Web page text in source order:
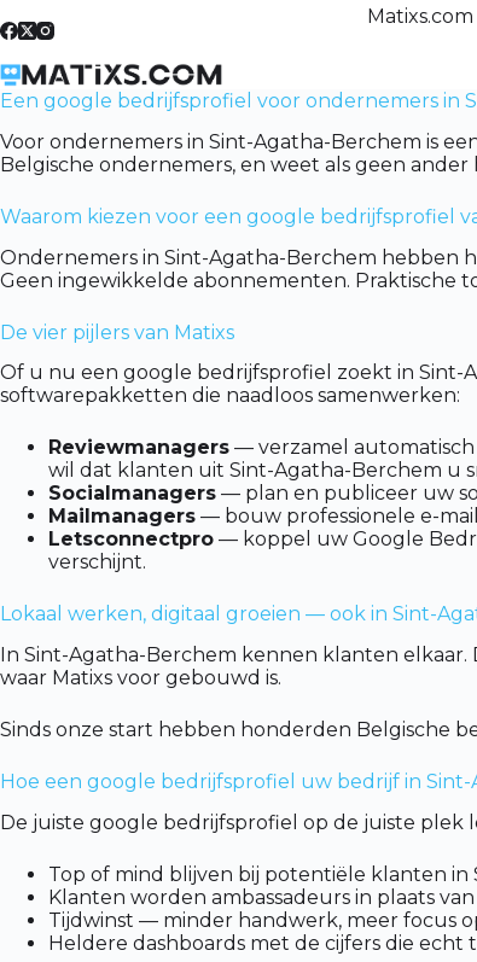
to
Een google bedrijfsprofiel voor ondernemers in
Voor ondernemers in Sint-Agatha-Berchem is
Belgische ondernemers, en weet als geen
Waarom kiezen voor een google bedrijfsprofiel
Ondernemers in Sint-Agatha-Berchem hebben
Geen ingewikkelde abonnementen. Praktische
De vier pijlers van Matixs
Of u nu een google bedrijfsprofiel zoekt in
softwarepakketten die naadloos samenwerken:
Reviewmanagers — verzamel automatisch
wil dat klanten uit Sint-Agatha-Berchem u
Socialmanagers — plan en publiceer uw
Mailmanagers — bouw professionele e-
Letsconnectpro — koppel uw Google
verschijnt.
Lokaal werken, digitaal groeien — ook in Sint-
In Sint-Agatha-Berchem kennen klanten
waar Matixs voor gebouwd is.
Sinds onze start hebben honderden Belgische
Hoe een google bedrijfsprofiel uw bedrijf in
De juiste google bedrijfsprofiel op de juiste
Top of mind blijven bij potentiële klanten
Klanten worden ambassadeurs in plaats
Tijdwinst — minder handwerk, meer focus
Heldere dashboards met de cijfers die echt